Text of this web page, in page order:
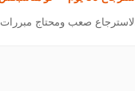
صعب ومحتاج مبررات